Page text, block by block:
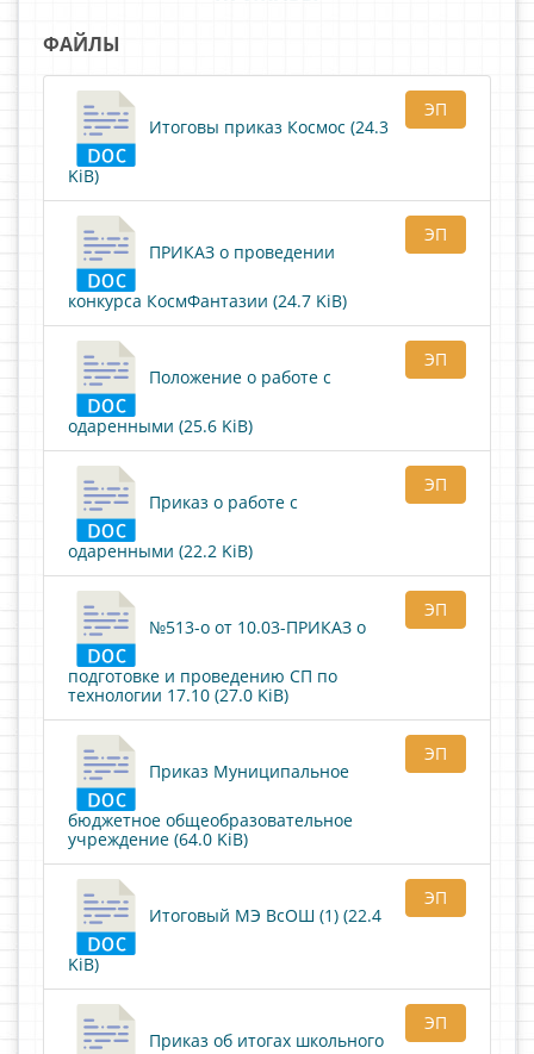
ФАЙЛЫ
Итоговы приказ Космос (24.3
KiB)
ЭП
ПРИКАЗ о проведении
конкурса КосмФантазии (24.7 KiB)
ЭП
Положение о работе с
одаренными (25.6 KiB)
ЭП
Приказ о работе с
одаренными (22.2 KiB)
ЭП
№513-о от 10.03-ПРИКАЗ о
подготовке и проведению СП по
технологии 17.10 (27.0 KiB)
ЭП
Приказ Муниципальное
бюджетное общеобразовательное
учреждение (64.0 KiB)
ЭП
Итоговый МЭ ВсОШ (1) (22.4
KiB)
ЭП
Приказ об итогах школьного
ЭП